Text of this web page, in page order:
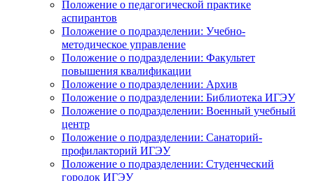
Положение о педагогической практике
аспирантов
Положение о подразделении: Учебно-
методическое управление
Положение о подразделении: Факультет
повышения квалификации
Положение о подразделении: Архив
Положение о подразделении: Библиотека ИГЭУ
Положение о подразделении: Военный учебный
центр
Положение о подразделении: Санаторий-
профилакторий ИГЭУ
Положение о подразделении: Студенческий
городок ИГЭУ